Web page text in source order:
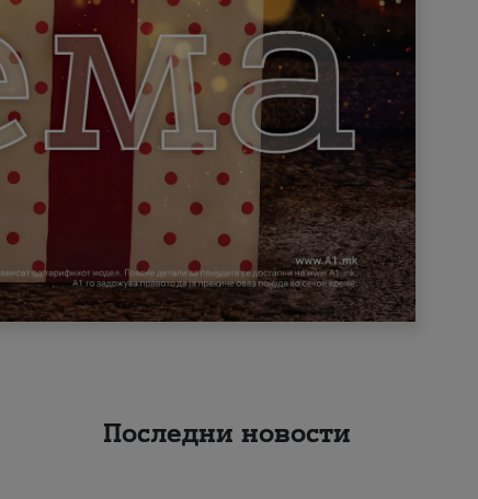
Последни новости